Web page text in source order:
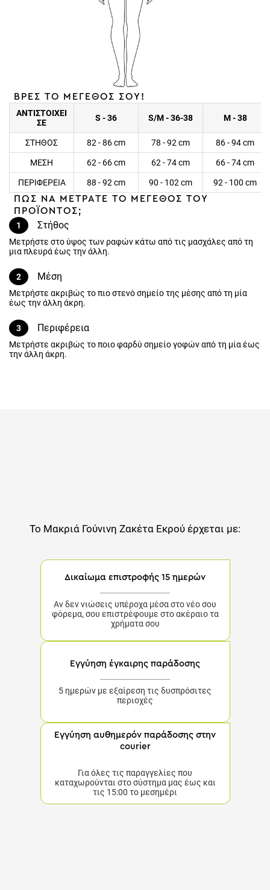
ΒΡΕΣ ΤΟ ΜΕΓΕΘΟΣ ΣΟΥ!
ΑΝΤΙΣΤΟΙΧΕΙ
ΣΕ
S - 36 S/M - 36-38 M - 38
ΣΤΗΘΟΣ 82 - 86 cm 78 - 92 cm 86 - 94 cm
ΜΕΣΗ 62 - 66 cm 62 - 74 cm 66 - 74 cm
ΠΕΡΙΦΕΡΕΙΑ 88 - 92 cm 90 - 102 cm
92 - 100 cm
ΠΩΣ ΝΑ ΜΕΤΡΑΤΕ ΤΟ ΜΕΓΕΘΟΣ ΤΟΥ
ΠΡΟΪΟΝΤΟΣ;
1
Στήθος
Μετρήστε στο ύψος των ραφών κάτω από τις μασχάλες από τη
μια πλευρά έως την άλλη.
2 Μέση
Μετρήστε ακριβώς το πιο στενό σημείο της μέσης από τη μία έως
την άλλη άκρη.
3 Περιφέρεια
Μετρήστε ακριβώς το ποιο φαρδύ σημείο γοφών από τη μία έως
την άλλη άκρη.
Το Μακριά Γούνινη Ζακέτα Εκρού έρχεται με:
Δικαίωμα επιστροφής 15 ημερών
Αν δεν νιώσεις υπέροχα μέσα στο νέο σου
φόρεμα, σου επιστρέφουμε στο ακέραιο τα
χρήματα σου
Εγγύηση έγκαιρης παράδοσης
5 ημερών με εξαίρεση τις δυσπρόσιτες περιοχές
Εγγύηση αυθημερόν παράδοσης στην
courier
Για όλες τις παραγγελίες που καταχωρούνται στο
σύστημα μας έως και τις 15:00 το μεσημέρι